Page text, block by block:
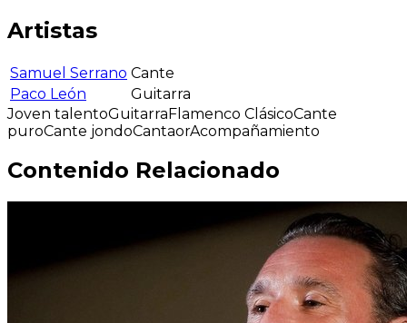
Artistas
Samuel Serrano Cante
Paco León
Guitarra
Joven talentoGuitarraFlamenco ClásicoCante
puroCante jondoCantaorAcompañamiento
Contenido Relacionado